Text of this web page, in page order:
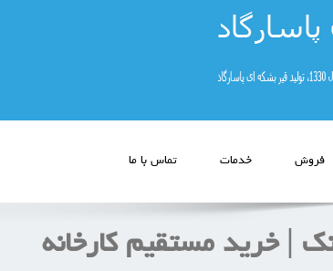
فروش خدمات تماس با ما
| خرید مستقیم کارخانه